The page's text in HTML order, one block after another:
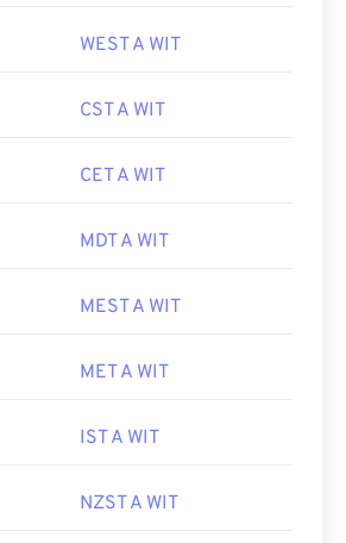
WEST A WIT
CST A WIT
CET A WIT
MDT A WIT
MEST A WIT
MET A WIT
IST A WIT
NZST A WIT